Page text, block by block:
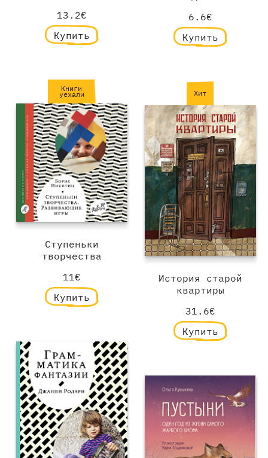
6.6€
Купить
13.2€
Купить
Книги
уехали
Ступеньки
творчества
11€
Купить
Хит
История старой
квартиры
31.6€
Купить